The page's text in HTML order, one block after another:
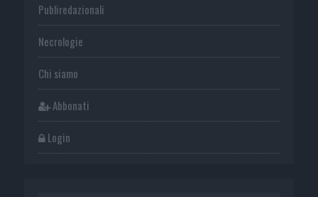
Publiredazionali
Necrologie
Chi siamo
Abbonati
Login